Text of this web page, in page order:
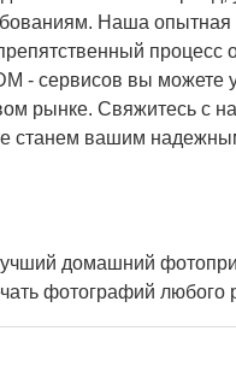
Наша опытная
- сервисов вы можете
рынке. Свяжитесь с
станем вашим
домашний
фотографий любого размера: